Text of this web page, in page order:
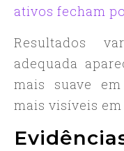
ativos fecham
Resultados
adequada
mais suave
mais visíveis em